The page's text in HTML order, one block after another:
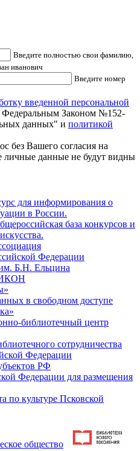
Введите полностью свои фамилию,
иванович
Введите номер
введенной персональной
Федеральным Законом №152-
данных" и политикой
без Вашего согласия на
личные данные не будут видны